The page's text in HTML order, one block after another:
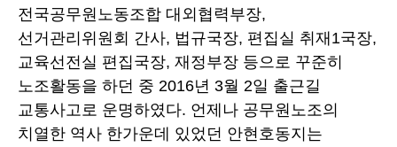
전국공무원노동조합 대외협력부장,
선거관리위원회 간사, 법규국장, 편집실 취재1국장,
교육선전실 편집국장, 재정부장 등으로 꾸준히
노조활동을 하던 중 2016년 3월 2일 출근길
교통사고로 운명하였다. 언제나 공무원노조의
치열한 역사 한가운데 있었던 안현호동지는